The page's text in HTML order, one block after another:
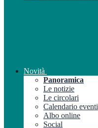
Novità
Panoramica
Le notizie
Le circolari
Calendario eventi
Albo online
Social